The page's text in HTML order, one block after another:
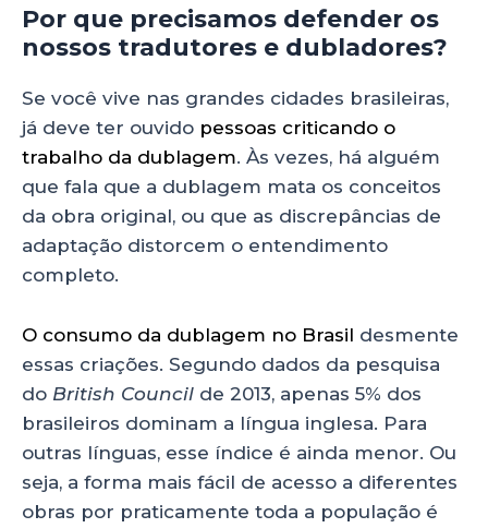
Por que precisamos defender os
nossos tradutores e dubladores?
Se você vive nas grandes cidades brasileiras,
já deve ter ouvido pessoas criticando o
trabalho da dublagem. Às vezes, há alguém
que fala que a dublagem mata os conceitos
da obra original, ou que as discrepâncias de
adaptação distorcem o entendimento
completo.
O consumo da dublagem no Brasil desmente
essas criações. Segundo dados da pesquisa
do British Council de 2013, apenas 5% dos
brasileiros dominam a língua inglesa. Para
outras línguas, esse índice é ainda menor. Ou
seja, a forma mais fácil de acesso a diferentes
obras por praticamente toda a população é